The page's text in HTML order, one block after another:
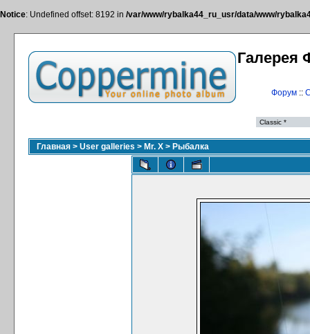
Notice: Undefined offset: 8192 in /var/www/rybalka44_ru_usr/data/www/
Галерея
Форум::
Главная > User galleries > Mr. X > Рыбалка